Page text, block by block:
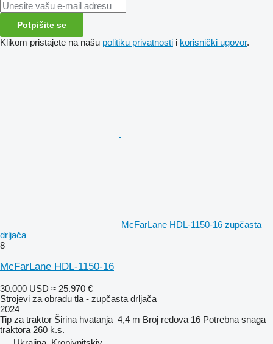
Potpišite se
Klikom pristajete na našu politiku privatnosti i korisnički ugovor.
McFarLane HDL-1150-16 zupčasta
drljača
8
McFarLane HDL-1150-16
30.000 USD ≈ 25.970 €
Strojevi za obradu tla - zupčasta drljača
2024
Tip za traktor Širina hvatanja 4,4 m Broj redova 16 Potrebna snaga
traktora 260 k.s.